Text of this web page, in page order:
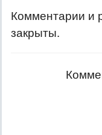
Комментарии и
закрыты.